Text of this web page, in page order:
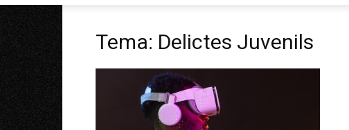
Tema: Delictes Juvenils